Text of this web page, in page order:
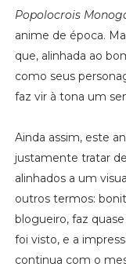
Popolocrois
anime de época.
que, alinhada ao
como seus
faz vir à tona um
Ainda assim, este
justamente tratar
alinhados a um
outros termos:
blogueiro, faz
foi visto, e a
continua com o